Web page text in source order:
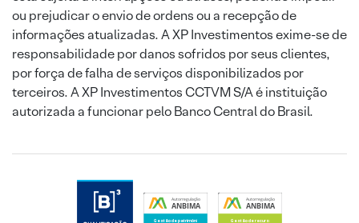
ou prejudicar o envio de ordens ou a recepção de
informações atualizadas. A XP Investimentos exime-se de
responsabilidade por danos sofridos por seus clientes,
por força de falha de serviços disponibilizados por
terceiros. A XP Investimentos CCTVM S/A é instituição
autorizada a funcionar pelo Banco Central do Brasil.